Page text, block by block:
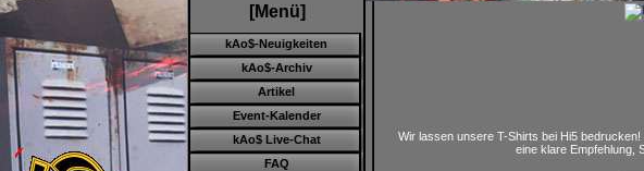
[Menü]
kAo$-Neuigkeiten
kAo$-Archiv
Artikel
Event-Kalender
kAo$ Live-Chat
FAQ
Wir lassen unsere T-Shirts bei Hi5
eine klare Empfehlung,